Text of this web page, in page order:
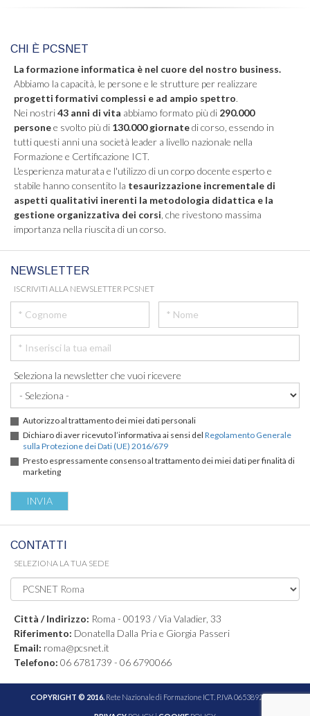
CHI È PCSNET
La formazione informatica è nel cuore del nostro business.
Abbiamo la capacità, le persone e le strutture per realizzare
progetti formativi complessi e ad ampio spettro.
Nei nostri43 anni di vita abbiamo formato più di 290.000
personee svolto più di 130.000 giornatedi corso, essendo in
tutti questi anni una società leader a livello nazionale nella
Formazione e Certificazione ICT.
L'esperienza maturata e l'utilizzo di un corpo docente esperto e
stabile hanno consentito la tesaurizzazione incrementale di
aspetti qualitativi inerenti la metodologia didattica e la
gestione organizzativa dei corsi , che rivestono massima
importanza nella riuscita di un corso.
NEWSLETTER
ISCRIVITI ALLA NEWSLETTER PCSNET
Seleziona la newsletter che vuoi ricevere
Autorizzo al trattamento dei miei dati personali
Dichiaro di aver ricevuto l’informativa ai sensi del Regolamento Generale
sulla Protezione dei Dati (UE) 2016/679
Presto espressamente consenso al trattamento dei miei dati per finalità di
marketing
CONTATTI
SELEZIONA LA TUA SEDE
Città / Indirizzo: Roma - 00193 / Via Valadier, 33
Riferimento: Donatella Dalla Pria e Giorgia Passeri
Email: roma@pcsnet.it
Telefono: 06 6781739 - 06 6790066
COPYRIGHT © 2016. Rete Nazionale di Formazione ICT. P.IVA 06538921005